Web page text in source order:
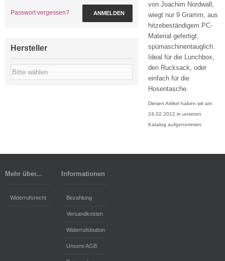
von Joachim Nordwall,
wiegt nur 9 Gramm, aus
hitzebeständigem PC-
Material gefertigt,
spümaschinentauglich.
Ideal für die Lunchbox,
den Rucksack, oder
einfach für die
Hosentasche.
Diesen Artikel haben wir am
24.02.2012 in unseren
Katalog aufgenommen.
Passwort vergessen? ANMELDEN
Hersteller
Mehr über...
Widerrufsrecht
Informationen
Bezahlung
Versandkosten
Widerrufsbutton
Unsere AGB